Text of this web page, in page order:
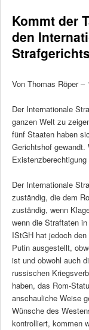
Kommt der
den
Von Thomas Röper –
Der Internationale
ganzen Welt zu
fünf Staaten haben
Gerichtshof
Existenzberechtigung
Der Internationale
zuständig, die dem
zuständig, wenn
wenn die Straftaten
IStGH hat jedoch
Putin ausgestellt,
ist und obwohl auch
russischen
haben, das Rom-
anschauliche Weise
Wünsche des
kontrolliert, kommen